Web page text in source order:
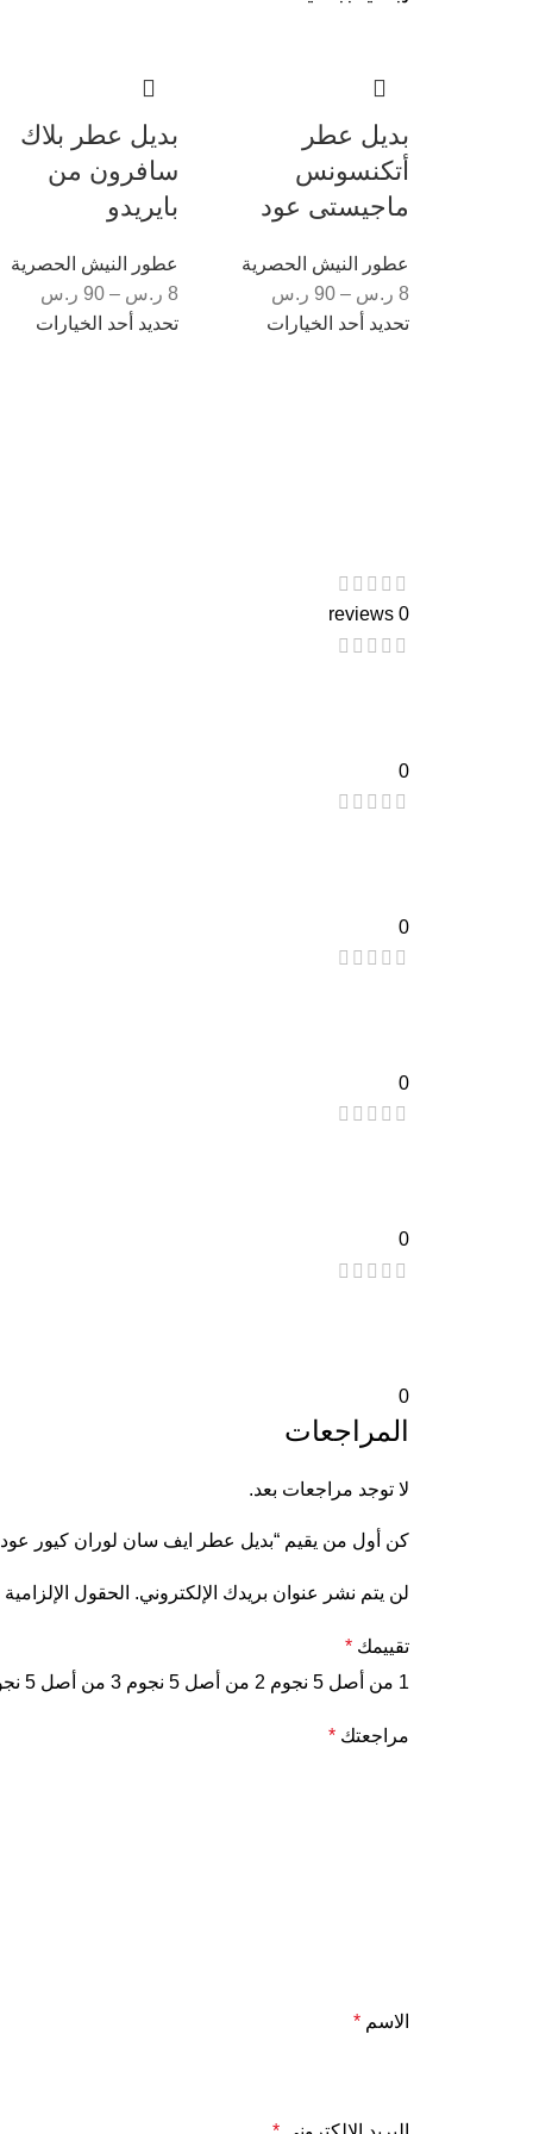
بديل عطر
أتكنسونس
ماجيستى عود
عطور النيش الحصرية
8 ر.س –
90 ر.س
تحديد أحد الخيارات
بديل عطر بلاك
سافرون من
بايريدو
عطور النيش الحصرية
8 ر.س –
90 ر.س
تحديد أحد الخيارات
0 reviews
0
0
0
0
0
المراجعات
لا توجد مراجعات بعد.
كن أول من يقيم “بديل عطر ايف سان لوران كيور
لن يتم نشر عنوان بريدك الإلكتروني. الحقول
تقييمك*
1 من أصل 5 نجوم
2 من أصل 5 نجوم 3 من أصل 5 نجوم
مراجعتك*
الاسم*